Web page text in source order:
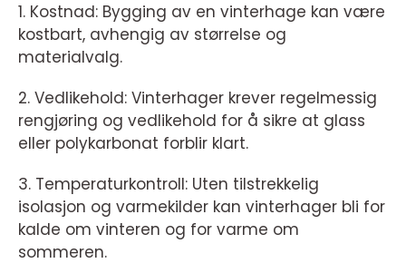
1. Kostnad: Bygging av en vinterhage kan være
kostbart, avhengig av størrelse og
materialvalg.
2. Vedlikehold: Vinterhager krever regelmessig
rengjøring og vedlikehold for å sikre at glass
eller polykarbonat forblir klart.
3. Temperaturkontroll: Uten tilstrekkelig
isolasjon og varmekilder kan vinterhager bli for
kalde om vinteren og for varme om
sommeren.